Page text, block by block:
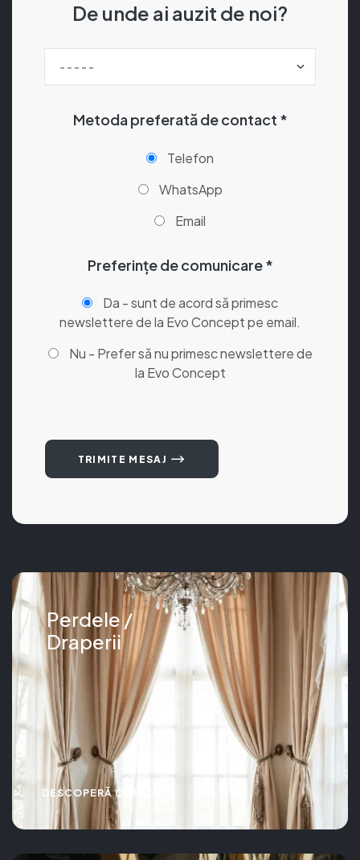
De unde ai auzit de noi?
Metoda preferată de contact *
Telefon
WhatsApp
Email
Preferințe de comunicare *
Da - sunt de acord să primesc
newslettere de la Evo Concept pe email.
Nu - Prefer să nu primesc newslettere de
la Evo Concept
TRIMITE MESAJ
Perdele /
Draperii
DESCOPERĂ COLECȚIA